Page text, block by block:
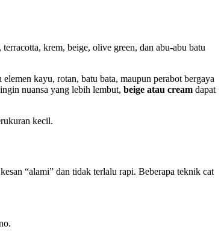
krem, beige, olive green, dan abu-abu batu
kayu, rotan, batu bata, maupun perabot bergaya
nuansa yang lebih lembut, beige atau cream dapat
kecil.
“alami” dan tidak terlalu rapi. Beberapa teknik cat